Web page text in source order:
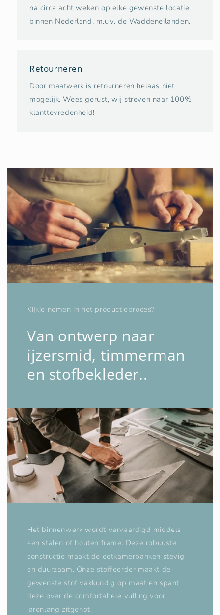
na circa acht weken op elke gewenste locatie
binnen Nederland, m.u.v. de Waddeneilanden.
Retourneren
Door maatwerk is retourneren helaas niet
mogelijk. Wees gerust, wij streven naar 100%
klanttevredenheid!
Kijkje nemen in het productieproces?
Van ontwerp naar
ijzersmid, timmerman
en stofbekleder..
Het binnenwerk wordt vervaardigd middels
een stalen of houten frame. Deze robuuste
constructie maakt de eetkamerbanken stevig
en duurzaam. Onze stoffeerder maakt de
gewenste stof vakkundig op maat en spant
deze over de comfortabele vulling voor
jarenlang zitgenot.